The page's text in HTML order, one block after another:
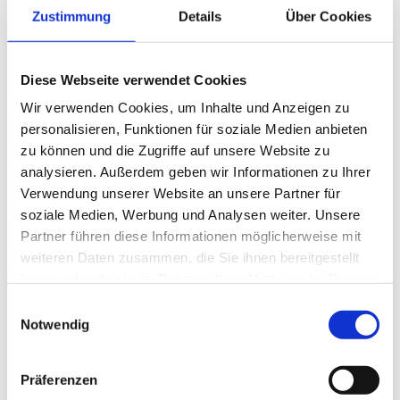
Zustimmung Details Über Cookies
Diese Webseite verwendet Cookies
Wir verwenden Cookies, um Inhalte und Anzeigen zu
personalisieren, Funktionen für soziale Medien anbieten
zu können und die Zugriffe auf unsere Website zu
analysieren. Außerdem geben wir Informationen zu Ihrer
Verwendung unserer Website an unsere Partner für
soziale Medien, Werbung und Analysen weiter. Unsere
Partner führen diese Informationen möglicherweise mit
weiteren Daten zusammen, die Sie ihnen bereitgestellt
Notwendig
Präferenzen
konnten in der Tadschikischen Teestube in
Ostberlin den Bodensitz ausprobieren. Essen im
erfordert hingehen langjähriges Training der
Fersen.
Essen im Stehen kann cool sein. Etwa im
überfüllten Szenebistro, wo man gerade noch
einen Platz am Zinc-Comptoir ergattert hat. Bei
der Cocktail-Party, wo man bei Fingerfood die
Gesprächspartner leichter wechseln kann als bei
oder nachts am Würstelstand, wo sich
Essen oder Trinken to go sollte besser für